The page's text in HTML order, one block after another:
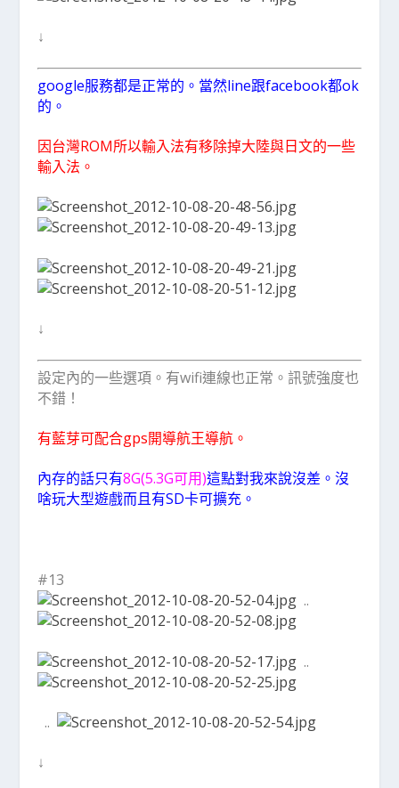
↓
google服務都是正常的。當然line跟facebook都ok
的。
因台灣ROM所以輸入法有移除掉大陸與日文的一些
輸入法。
↓
設定內的一些選項。有wifi連線也正常。訊號強度也
不錯！
有藍芽可配合gps開導航王導航。
內存的話只有8G(5.3G可用)這點對我來說沒差。沒
啥玩大型遊戲而且有SD卡可擴充。
#13
..
..
..
↓